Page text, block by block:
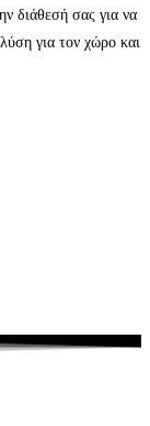
διάθεσή σας για να
για τον χώρο και